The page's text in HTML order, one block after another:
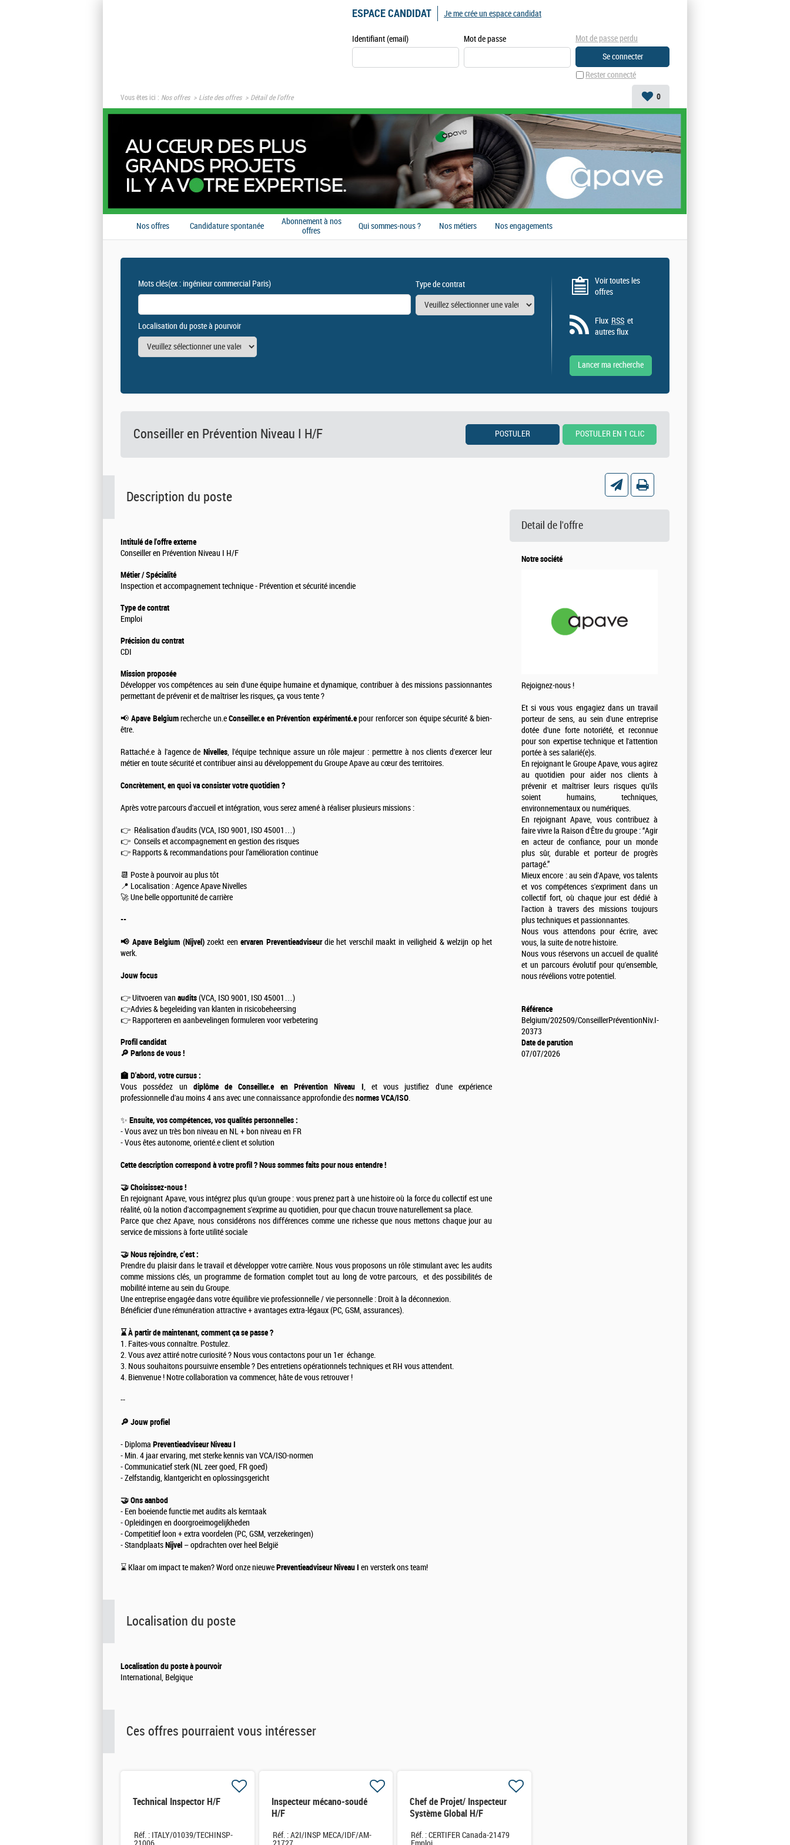
ESPACE CANDIDAT
Identifiant (email) Mot de passe
Rester connecté
Mot de passe perdu
Je me crée un espace candidat
Vous êtes ici : Nos offres Liste des offres Détail de l'offre 0
Nos offres Candidature spontanée
Abonnement à nos
offres
Qui sommes-nous ? Nos métiers Nos engagements
Mots clés(ex : ingénieur commercial Paris) Type de contrat
Localisation du poste à pourvoir
Voir toutes les
offres
Flux RSS et
autres flux
Conseiller en Prévention Niveau I H/F
Description du poste
Intitulé de l'offre externe
Conseiller en Prévention Niveau I H/F
Métier / Spécialité
Inspection et accompagnement technique - Prévention et sécurité incendie
Type de contrat
Emploi
Précision du contrat
CDI
Mission proposée
Développer vos compétences au sein d'une équipe humaine et dynamique, contribuer à des missions passionnantes
permettant de prévenir et de maîtriser les risques, ça vous tente ?
📢 Apave Belgiumrecherche un.eConseiller.e en Prévention expérimenté.epour renforcer son équipe sécurité & bien-
être.
Rattaché.e à l'agence deNivelles, l'équipe technique assure un rôle majeur : permettre à nos clients d'exercer leur
métier en toute sécurité et contribuer ainsi au développement du Groupe Apave au cœur des territoires.
Concrètement, en quoi va consister votre quotidien ?
Après votre parcours d'accueil et intégration, vous serez amené à réaliser plusieurs missions :
👉 Réalisation d’audits (VCA, ISO 9001, ISO 45001…)
👉 Conseils et accompagnement en gestion des risques
👉 Rapports & recommandations pour l’amélioration continue
📆 Poste à pourvoir au plus tôt
📍 Localisation : Agence Apave Nivelles
🚀 Une belle opportunité de carrière
--
📢 Apave Belgium (Nijvel)zoekt eenervaren Preventieadviseurdie het verschil maakt in veiligheid & welzijn op het
werk.
Jouw focus
👉 Uitvoeren van audits(VCA, ISO 9001, ISO 45001…)
👉Advies & begeleiding van klanten in risicobeheersing
👉 Rapporteren en aanbevelingen formuleren voor verbetering
Profil candidat
🔎 Parlons de vous !
🏫 D'abord, votre cursus :
Vous possédez un diplôme de Conseiller.e en Prévention Niveau I, et vous justifiez d'une expérience
professionnelle d'au moins 4 ans avec une connaissance approfondie desnormes VCA/ISO.
✨ Ensuite, vos compétences, vos qualités personnelles :
- Vous avez un très bon niveau en NL + bon niveau en FR
- Vous êtes autonome, orienté.e client et solution
Cette description correspond à votre profil ? Nous sommes faits pour nous entendre !
🤝 Choisissez-nous !
En rejoignant Apave, vous intégrez plus qu'un groupe : vous prenez part à une histoire où la force du collectif est une
réalité, où la notion d'accompagnement s'exprime au quotidien, pour que chacun trouve naturellement sa place.
Parce que chez Apave, nous considérons nos diﬀérences comme une richesse que nous mettons chaque jour au
service de missions à forte utilité sociale
🤝 Nous rejoindre, c’est :
Prendre du plaisir dans le travail et développer votre carrière. Nous vous proposons un rôle stimulant avec les audits
comme missions clés, un programme de formation complet tout au long de votre parcours, et des possibilités de
mobilité interne au sein du Groupe.
Une entreprise engagée dans votre équilibre vie professionnelle / vie personnelle : Droit à la déconnexion.
Bénéficier d'une rémunération attractive + avantages extra-légaux (PC, GSM, assurances).
⌛ À partir de maintenant, comment ça se passe ?
1. Faites-vous connaître. Postulez.
2. Vous avez attiré notre curiosité ? Nous vous contactons pour un 1er échange.
3. Nous souhaitons poursuivre ensemble ? Des entretiens opérationnels techniques et RH vous attendent.
4. Bienvenue ! Notre collaboration va commencer, hâte de vous retrouver !
--
🔎 Jouw profiel
- Diploma Preventieadviseur Niveau I
- Min. 4 jaar ervaring, met sterke kennis van VCA/ISO-normen
- Communicatief sterk (NL zeer goed, FR goed)
- Zelfstandig, klantgericht en oplossingsgericht
🤝 Ons aanbod
- Een boeiende functie met audits als kerntaak
- Opleidingen en doorgroeimogelijkheden
- Competitief loon + extra voordelen (PC, GSM, verzekeringen)
- StandplaatsNijvel – opdrachten over heel België
⌛ Klaar om impact te maken? Word onze nieuwePreventieadviseurNiveau I en versterk ons team!
Localisation du poste
Localisation du poste à pourvoir
International, Belgique
Detail de l'offre
Notre société
Rejoignez-nous !
Et si vous vous engagiez dans un travail
porteur de sens, au sein d'une entreprise
dotée d'une forte notoriété, et reconnue
pour son expertise technique et l'attention
portée à ses salarié(e)s.
En rejoignant le Groupe Apave, vous agirez
au quotidien pour aider nos clients à
prévenir et maîtriser leurs risques qu'ils
soient humains, techniques,
environnementaux ou numériques.
En rejoignant Apave, vous contribuez à
faire vivre la Raison d'Être du groupe : “Agir
en acteur de confiance, pour un monde
plus sûr, durable et porteur de progrès
partagé.”
Mieux encore : au sein d'Apave, vos talents
et vos compétences s'expriment dans un
collectif fort, où chaque jour est dédié à
l'action à travers des missions toujours
plus techniques et passionnantes.
Nous vous attendons pour écrire, avec
vous, la suite de notre histoire.
Nous vous réservons un accueil de qualité
et un parcours évolutif pour qu'ensemble,
nous révélions votre potentiel.
Référence
Belgium/202509/ConseillerPréventionNiv.I-
20373
Date de parution
07/07/2026
Ces offres pourraient vous intéresser
Technical Inspector H/F
Réf. : ITALY/01039/TECHINSP-
Inspecteur mécano-soudé
H/F
Réf. : A2I/INSP MECA/IDF/AM-
Chef de Projet/ Inspecteur
Système Global H/F
Réf. : CERTIFER Canada-21479